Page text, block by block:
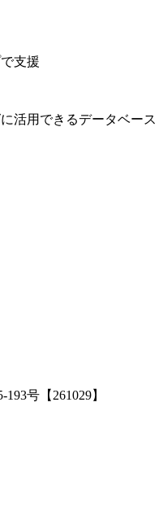
支援
活用できるデータベース
号【261029】